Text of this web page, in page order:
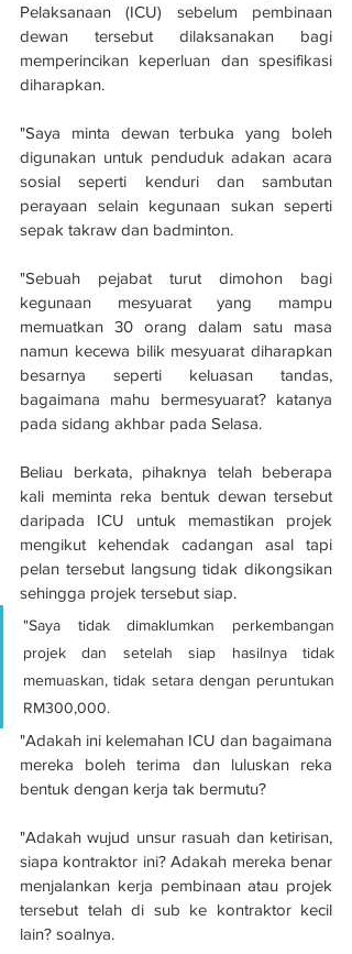
Pelaksanaan (ICU) sebelum pembinaan
dewan tersebut dilaksanakan bagi
memperincikan keperluan dan spesifikasi
diharapkan.
"Saya minta dewan terbuka yang boleh
digunakan untuk penduduk adakan acara
sosial seperti kenduri dan sambutan
perayaan selain kegunaan sukan seperti
sepak takraw dan badminton.
"Sebuah pejabat turut dimohon bagi
kegunaan mesyuarat yang mampu
memuatkan 30 orang dalam satu masa
namun kecewa bilik mesyuarat diharapkan
besarnya seperti keluasan tandas,
bagaimana mahu bermesyuarat? katanya
pada sidang akhbar pada Selasa.
Beliau berkata, pihaknya telah beberapa
kali meminta reka bentuk dewan tersebut
daripada ICU untuk memastikan projek
mengikut kehendak cadangan asal tapi
pelan tersebut langsung tidak dikongsikan
sehingga projek tersebut siap.
"Saya tidak dimaklumkan perkembangan
projek dan setelah siap hasilnya tidak
memuaskan, tidak setara dengan peruntukan
RM300,000.
"Adakah ini kelemahan ICU dan bagaimana
mereka boleh terima dan luluskan reka
bentuk dengan kerja tak bermutu?
"Adakah wujud unsur rasuah dan ketirisan,
siapa kontraktor ini? Adakah mereka benar
menjalankan kerja pembinaan atau projek
tersebut telah di sub ke kontraktor kecil
lain? soalnya.